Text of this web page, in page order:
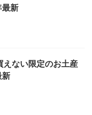
新
えない限定のお土産